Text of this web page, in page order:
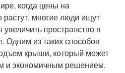
когда цены на
многие люди ищут
пространство в
Одним из таких способов
крыши, который может
и экономичным решением.